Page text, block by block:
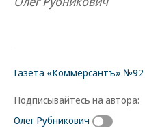
Газета «Коммерсантъ» №92
Подписывайтесь на автора:
Олег Рубникович